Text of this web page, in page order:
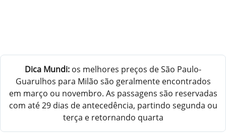
Dica Mundi: os melhores preços de São Paulo-
Guarulhos para Milão são geralmente encontrados
em março ou novembro. As passagens são reservadas
com até 29 dias de antecedência, partindo segunda ou
terça e retornando quarta